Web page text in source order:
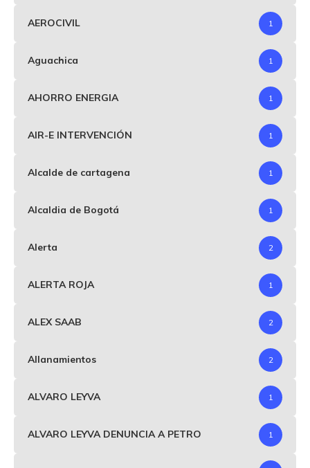
AEROCIVIL 1
Aguachica 1
AHORRO ENERGIA 1
AIR-E INTERVENCIÓN 1
Alcalde de cartagena 1
Alcaldia de Bogotá 1
Alerta 2
ALERTA ROJA 1
ALEX SAAB 2
Allanamientos 2
ALVARO LEYVA 1
ALVARO LEYVA DENUNCIA A PETRO 1